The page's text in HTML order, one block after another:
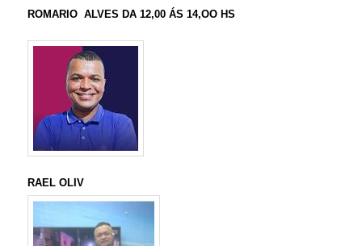
ROMARIO ALVES DA 12,00 ÁS 14,OO HS
RAEL OLIV